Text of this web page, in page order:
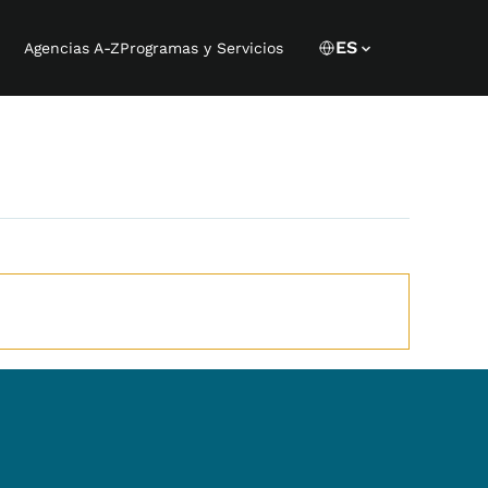
Agencias A-ZProgramas y ServiciosLanguage
CURRENT
ES